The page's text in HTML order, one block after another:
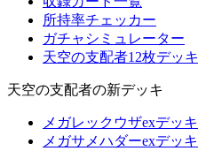
所持率チェッカー
ガチャシミュレーター
天空の支配者12枚デッキ
天空の支配者の新デッキ
メガレックウザexデッキ
メガサメハダーexデッキ